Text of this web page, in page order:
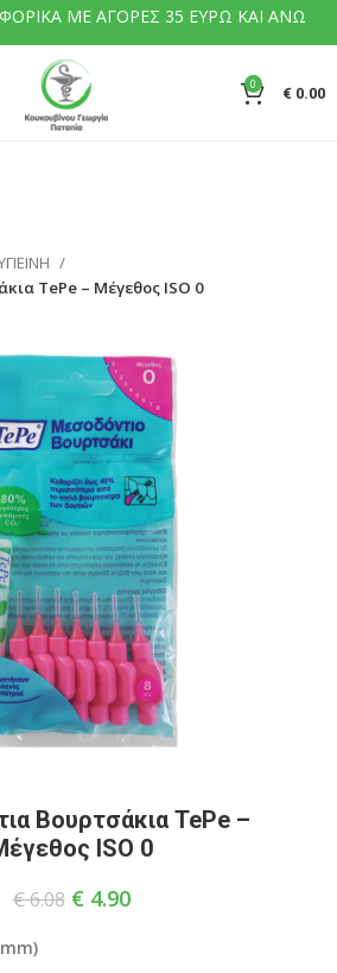
ΜΕ ΑΓΟΡΕΣ 35 ΕΥΡΩ ΚΑΙ ΑΝΩ
0 € 0.00
TePe – Μέγεθος ISO 0
Βουρτσάκια TePe –
ISO 0
€6.08 € 4.90